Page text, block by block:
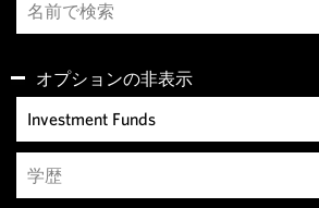
オプションの非表示